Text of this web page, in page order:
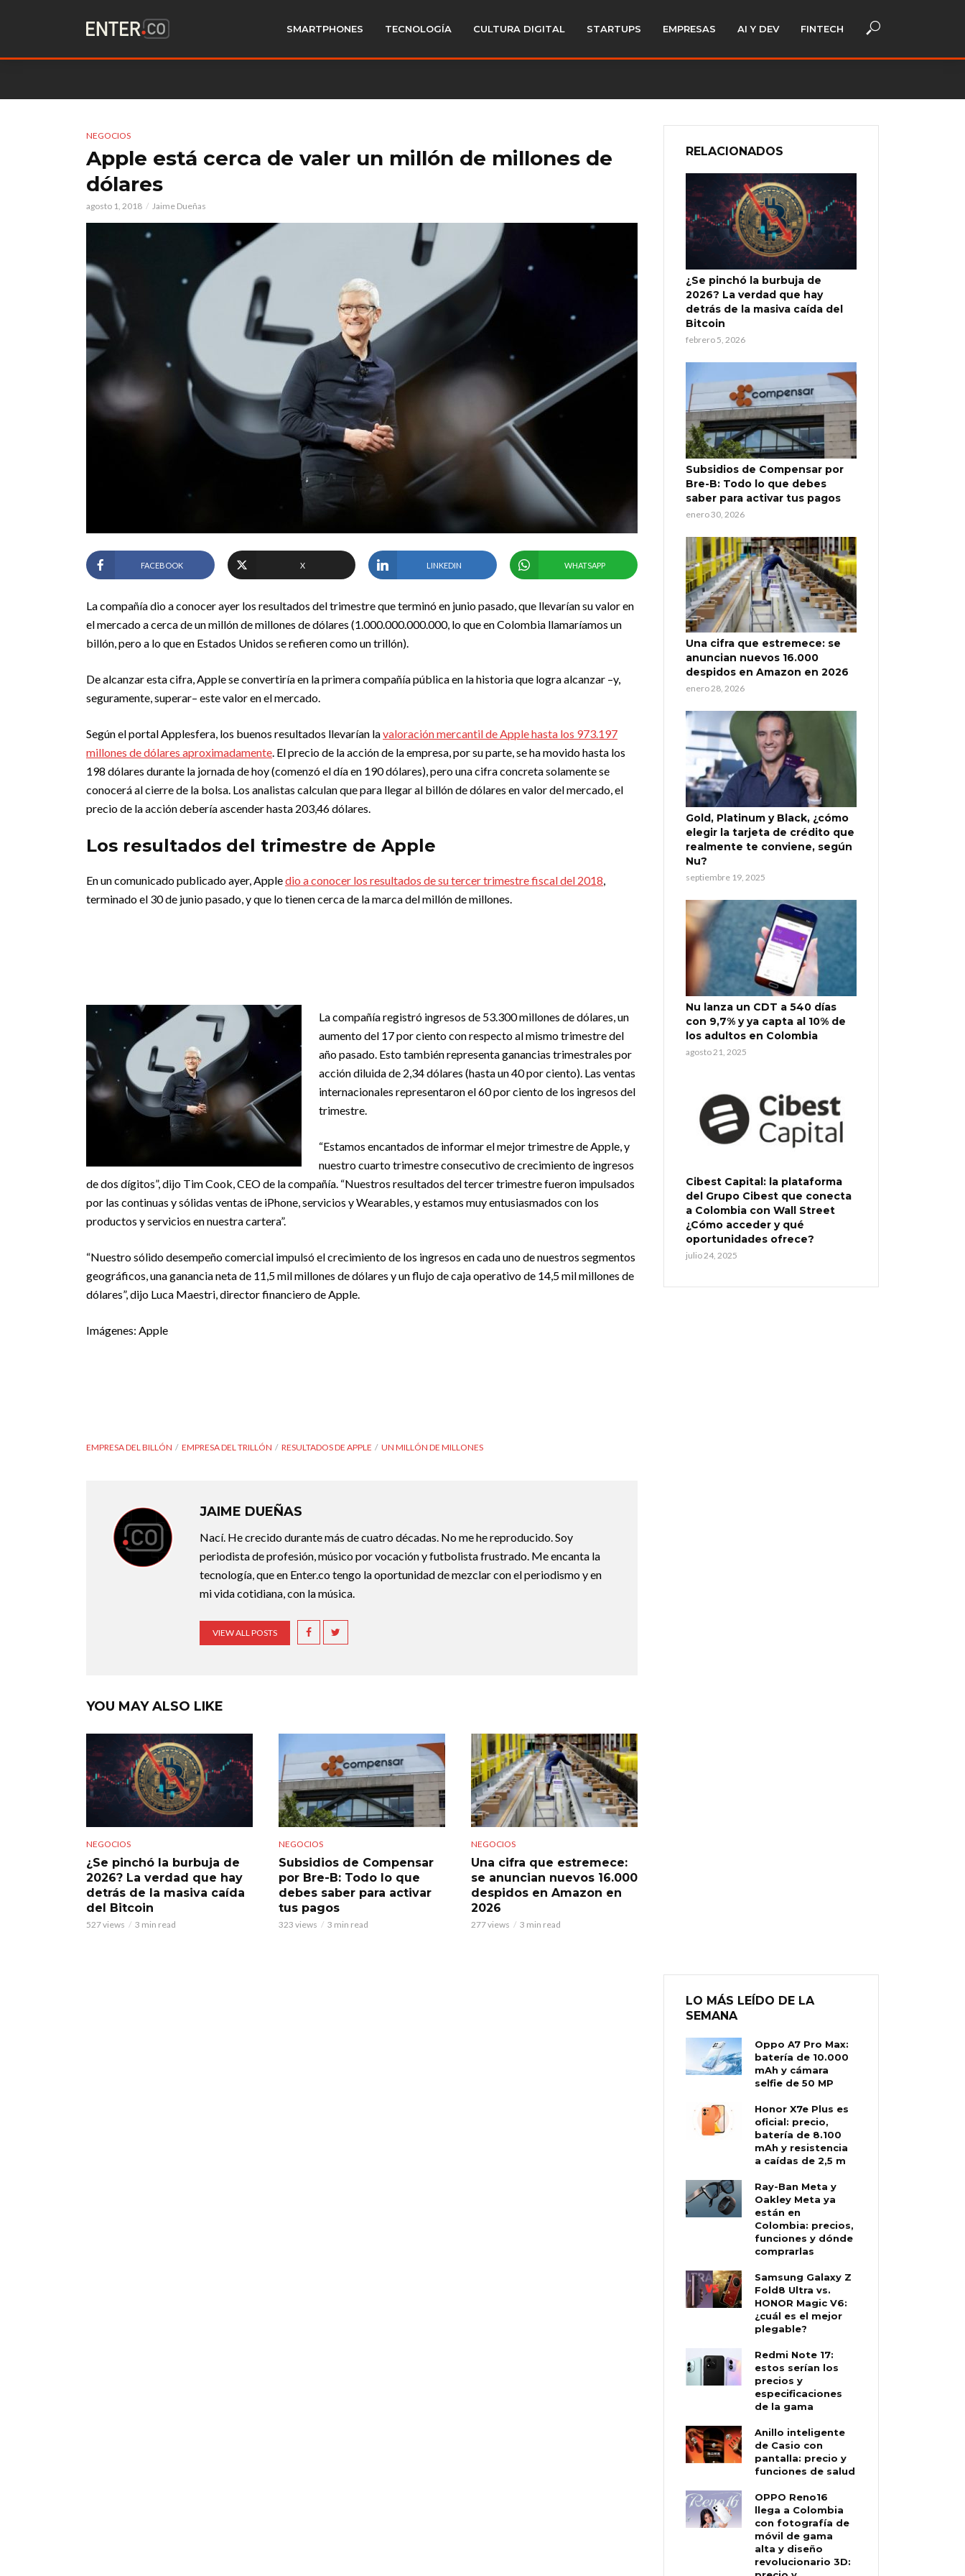
SMARTPHONES TECNOLOGÍA CULTURA DIGITAL STARTUPS EMPRESAS AI Y DEV FINTECH
NEGOCIOS
Apple está cerca de valer un millón de millones de
dólares
agosto 1, 2018 Jaime Dueñas
FACEBOOK X LINKEDIN WHATSAPP
La compañía dio a conocer ayer los resultados del trimestre que terminó en junio pasado, que llevarían su valor en
el mercado a cerca de un millón de millones de dólares (1.000.000.000.000, lo que en Colombia llamaríamos un
billón, pero a lo que en Estados Unidos se refieren como un trillón).
De alcanzar esta cifra, Apple se convertiría en la primera compañía pública en la historia que logra alcanzar –y,
seguramente, superar– este valor en el mercado.
Según el portal Applesfera, los buenos resultados llevarían lavaloración mercantil de Apple hasta los 973.197
millones de dólares aproximadamente. El precio de la acción de la empresa, por su parte, se ha movido hasta los
198 dólares durante la jornada de hoy (comenzó el día en 190 dólares), pero una cifra concreta solamente se
conocerá al cierre de la bolsa. Los analistas calculan que para llegar al billón de dólares en valor del mercado, el
precio de la acción debería ascender hasta 203,46 dólares.
Los resultados del trimestre de Apple
En un comunicado publicado ayer, Appledio a conocer los resultados de su tercer trimestre fiscal del 2018,
terminado el 30 de junio pasado, y que lo tienen cerca de la marca del millón de millones.
La compañía registró ingresos de 53.300 millones de dólares, un
aumento del 17 por ciento con respecto al mismo trimestre del
año pasado. Esto también representa ganancias trimestrales por
acción diluida de 2,34 dólares (hasta un 40 por ciento). Las ventas
internacionales representaron el 60 por ciento de los ingresos del
trimestre.
“Estamos encantados de informar el mejor trimestre de Apple, y
nuestro cuarto trimestre consecutivo de crecimiento de ingresos
de dos dígitos”, dijo Tim Cook, CEO de la compañía. “Nuestros resultados del tercer trimestre fueron impulsados ​​
por las continuas y sólidas ventas de iPhone, servicios y Wearables, y estamos muy entusiasmados con los
productos y servicios en nuestra cartera”.
“Nuestro sólido desempeño comercial impulsó el crecimiento de los ingresos en cada uno de nuestros segmentos
geográficos, una ganancia neta de 11,5 mil millones de dólares y un flujo de caja operativo de 14,5 mil millones de
dólares”, dijo Luca Maestri, director financiero de Apple.
Imágenes: Apple
EMPRESA DEL BILLÓN EMPRESA DEL TRILLÓN RESULTADOS DE APPLE UN MILLÓN DE MILLONES
JAIME DUEÑAS
Nací. He crecido durante más de cuatro décadas. No me he reproducido. Soy
periodista de profesión, músico por vocación y futbolista frustrado. Me encanta la
tecnología, que en Enter.co tengo la oportunidad de mezclar con el periodismo y en
mi vida cotidiana, con la música.
VIEW ALL POSTS
YOU MAY ALSO LIKE
NEGOCIOS
¿Se pinchó la burbuja de
2026? La verdad que hay
detrás de la masiva caída
del Bitcoin
527 views 3 min read
NEGOCIOS
Subsidios de Compensar
por Bre-B: Todo lo que
debes saber para activar
tus pagos
323 views 3 min read
NEGOCIOS
Una cifra que estremece:
se anuncian nuevos 16.000
despidos en Amazon en
2026
277 views 3 min read
RELACIONADOS
¿Se pinchó la burbuja de
2026? La verdad que hay
detrás de la masiva caída del
Bitcoin
febrero 5, 2026
Subsidios de Compensar por
Bre-B: Todo lo que debes
saber para activar tus pagos
enero 30, 2026
Una cifra que estremece: se
anuncian nuevos 16.000
despidos en Amazon en 2026
enero 28, 2026
Gold, Platinum y Black, ¿cómo
elegir la tarjeta de crédito que
realmente te conviene, según
Nu?
septiembre 19, 2025
Nu lanza un CDT a 540 días
con 9,7% y ya capta al 10% de
los adultos en Colombia
agosto 21, 2025
Cibest Capital: la plataforma
del Grupo Cibest que conecta
a Colombia con Wall Street
¿Cómo acceder y qué
oportunidades ofrece?
julio 24, 2025
LO MÁS LEÍDO DE LA
SEMANA
Oppo A7 Pro Max:
batería de 10.000
mAh y cámara
selfie de 50 MP
Honor X7e Plus es
oficial: precio,
batería de 8.100
mAh y resistencia
a caídas de 2,5 m
Ray-Ban Meta y
Oakley Meta ya
están en
Colombia: precios,
funciones y dónde
comprarlas
Samsung Galaxy Z
Fold8 Ultra vs.
HONOR Magic V6:
¿cuál es el mejor
plegable?
Redmi Note 17:
estos serían los
precios y
especificaciones
de la gama
Anillo inteligente
de Casio con
pantalla: precio y
funciones de salud
OPPO Reno16
llega a Colombia
con fotografía de
móvil de gama
alta y diseño
revolucionario 3D: